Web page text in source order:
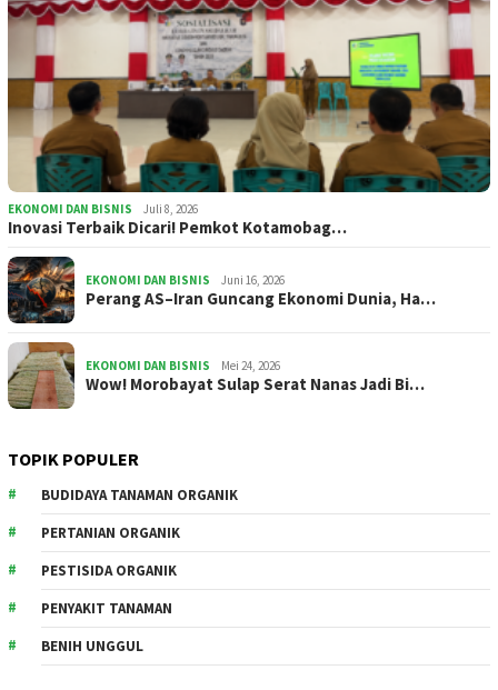
EKONOMI DAN BISNIS Juli 8, 2026
Inovasi Terbaik Dicari! Pemkot Kotamobag…
EKONOMI DAN BISNIS Juni 16, 2026
Perang AS–Iran Guncang Ekonomi Dunia, Ha…
EKONOMI DAN BISNIS Mei 24, 2026
Wow! Morobayat Sulap Serat Nanas Jadi Bi…
TOPIK POPULER
BUDIDAYA TANAMAN ORGANIK
PERTANIAN ORGANIK
PESTISIDA ORGANIK
PENYAKIT TANAMAN
BENIH UNGGUL